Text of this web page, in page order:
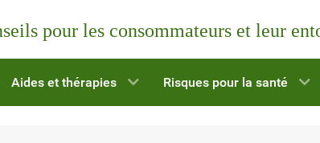
pour les consommateurs et leur
Aides et thérapies Risques pour la santé